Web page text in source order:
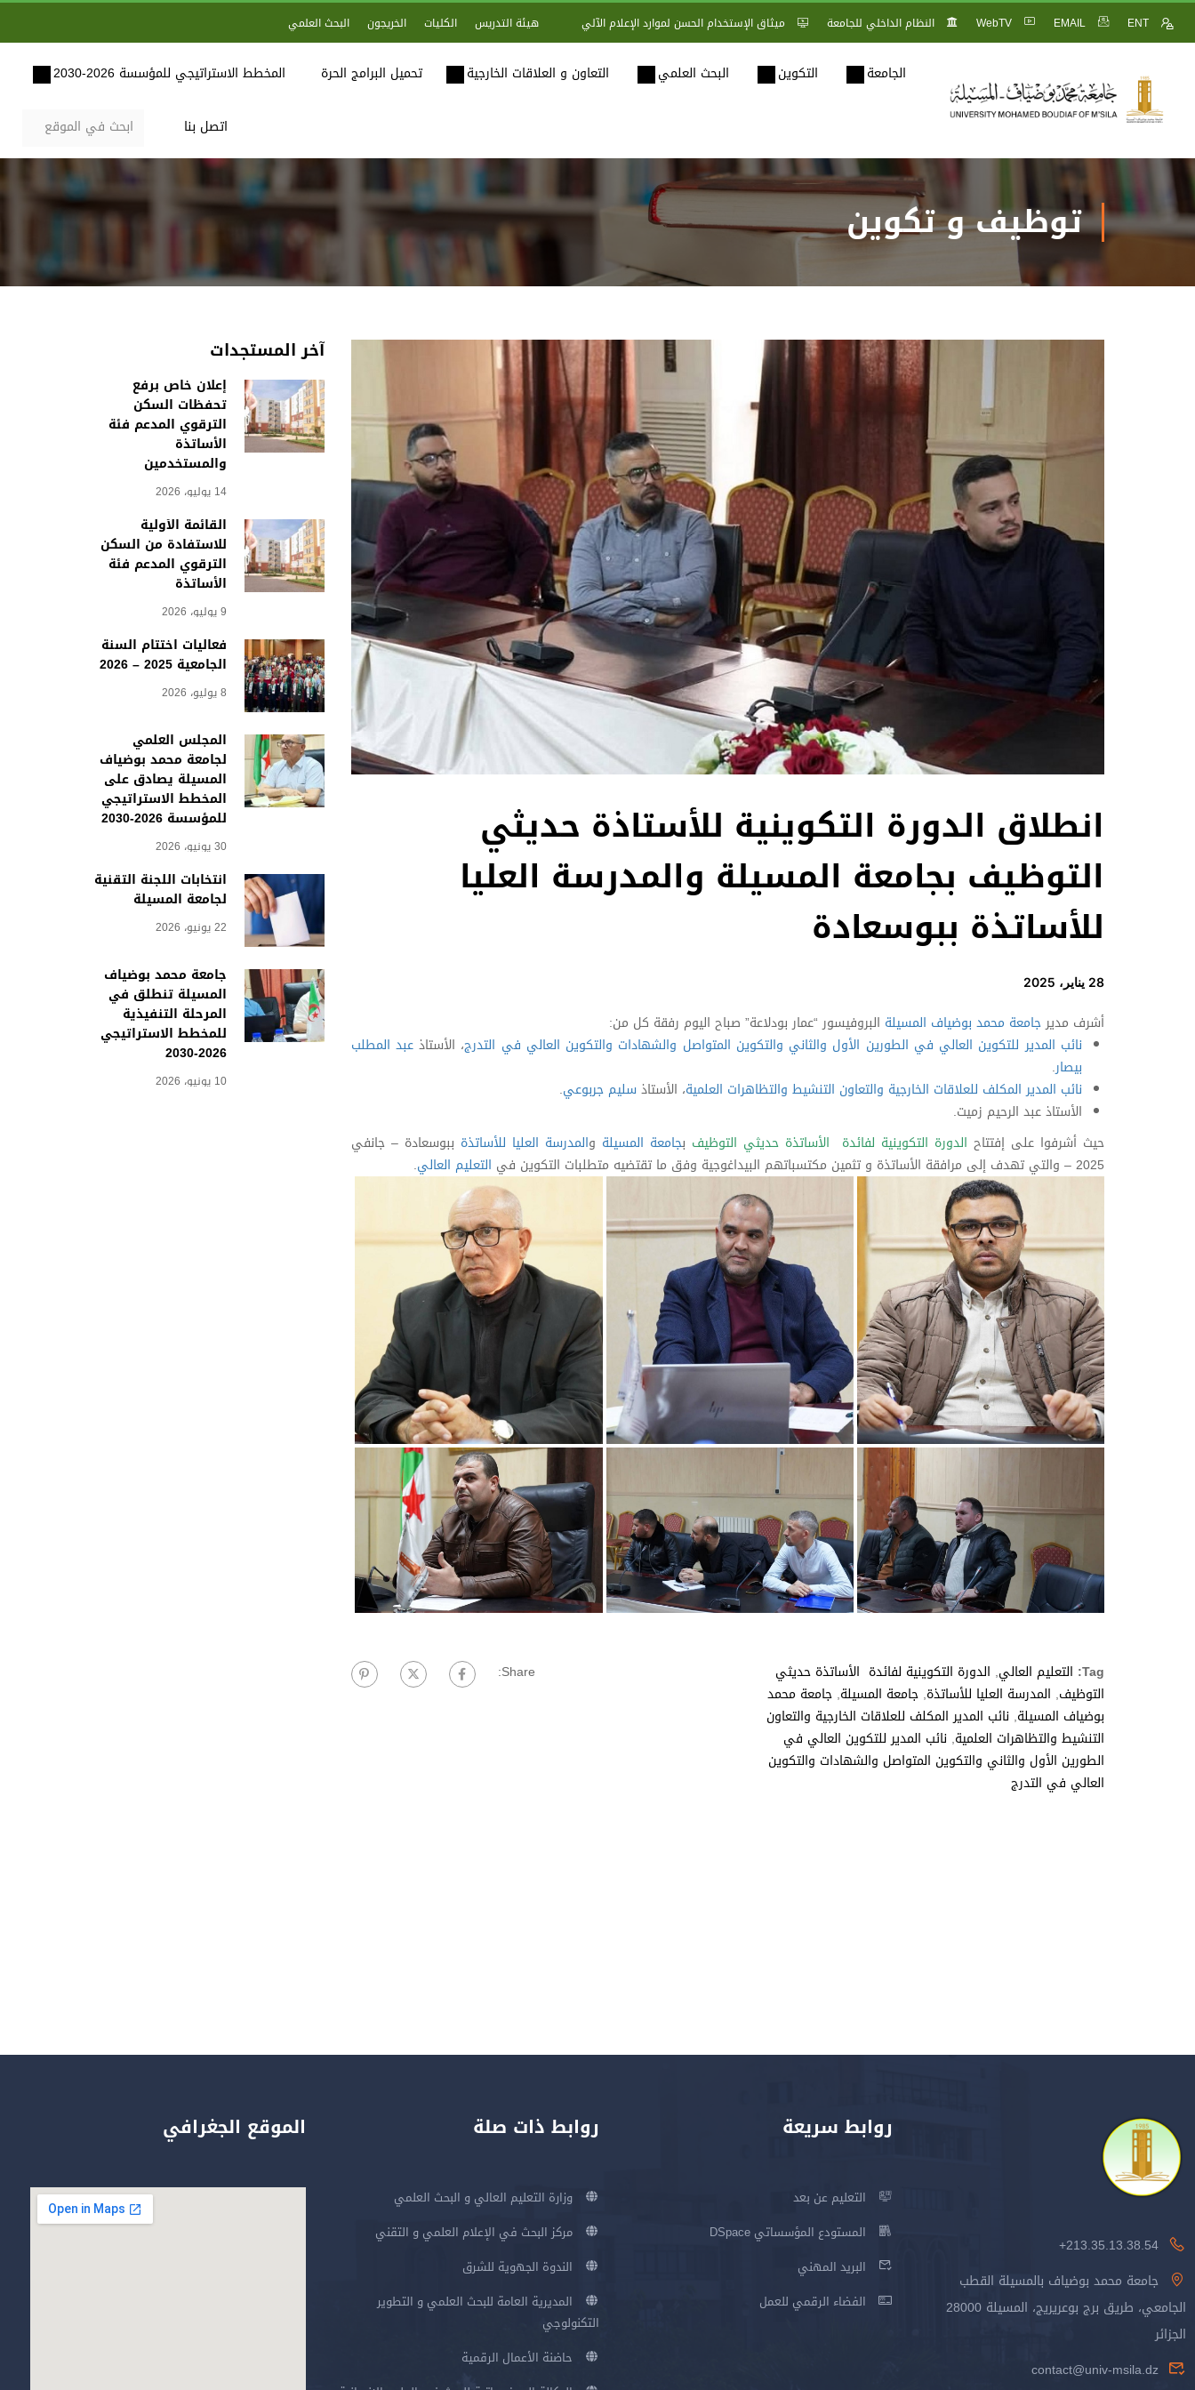
ENT
EMAIL
WebTV النظام الداخلي للجامعة ميثاق الإستخدام الحسن لموارد الإعلام الآلي هيئة التدريس الكليات الخريجون البحث العلمي
الجامعة التكوين البحث العلمي التعاون و العلاقات الخارجية تحميل البرامج الحرة المخطط الاستراتيجي للمؤسسة 2026-2030
اتصل بنا
توظيف و تكوين
انطلاق الدورة التكوينية للأستاذة حديثي
التوظيف بجامعة المسيلة والمدرسة العليا
للأساتذة ببوسعادة
28 يناير، 2025
أشرف مديرجامعة محمد بوضياف المسيلة البروفيسور “عمار بودلاعة” صباح اليوم رفقة كل من:
نائب المدير للتكوين العالي في الطورين الأول والثاني والتكوين المتواصل والشهادات والتكوين العالي في التدرج، الأستاذعبد المطلب
بيصار.
نائب المدير المكلف للعلاقات الخارجية والتعاون التنشيط والتظاهرات العلمية، الأستاذ سليم جربوعي.
الأستاذ عبد الرحيم زميت.
حيث أشرفوا على إفتتاح الدورة التكوينية لفائدة الأساتذة حديثي التوظيف بجامعة المسيلة والمدرسة العليا للأساتذة ببوسعادة – جانفي
2025 – والتي تهدف إلى مرافقة الأساتذة و تثمين مكتسباتهم البيداغوجية وفق ما تقتضيه متطلبات التكوين في
التعليم العالي.
Tag: التعليم العالي, الدورة التكوينية لفائدة الأساتذة حديثي
التوظيف, المدرسة العليا للأساتذة, جامعة المسيلة, جامعة محمد
بوضياف المسيلة, نائب المدير المكلف للعلاقات الخارجية والتعاون
التنشيط والتظاهرات العلمية, نائب المدير للتكوين العالي في
الطورين الأول والثاني والتكوين المتواصل والشهادات والتكوين
العالي في التدرج
Share:
آخر المستجدات
إعلان خاص برفع
تحفظات السكن
الترقوي المدعم فئة
الأساتذة
والمستخدمين
14 يوليو، 2026
القائمة الأولية
للاستفادة من السكن
الترقوي المدعم فئة
الأساتذة
9 يوليو، 2026
فعاليات اختتام السنة
الجامعية 2025 – 2026
8 يوليو، 2026
المجلس العلمي
لجامعة محمد بوضياف
المسيلة يصادق على
المخطط الاستراتيجي
للمؤسسة 2026-2030
30 يونيو، 2026
انتخابات اللجنة التقنية
لجامعة المسيلة
22 يونيو، 2026
جامعة محمد بوضياف
المسيلة تنطلق في
المرحلة التنفيذية
للمخطط الاستراتيجي
2026-2030
10 يونيو، 2026
213.35.13.38.54+
جامعة محمد بوضياف بالمسيلة القطب
الجامعي، طريق برج بوعريريج، المسيلة 28000
الجزائر
contact@univ-msila.dz
روابط سريعة
التعليم عن بعد
المستودع المؤسساتي DSpace
البريد المهني
الفضاء الرقمي للعمل
روابط ذات صلة
وزارة التعليم العالي و البحث العلمي
مركز البحث في الإعلام العلمي و التقني
الندوة الجهوية للشرق
المديرية العامة للبحث العلمي و التطوير
التكنولوجي
حاضنة الأعمال الرقمية
الموقع الجغرافي